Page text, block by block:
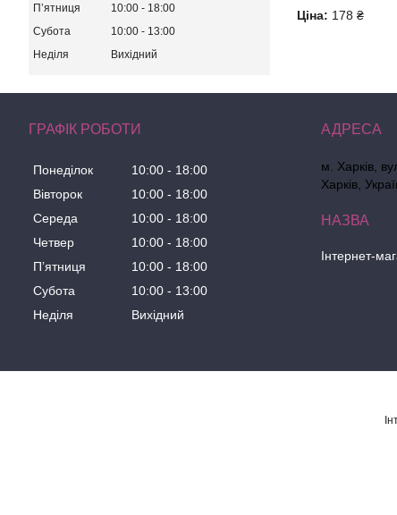
Ціна: 178 ₴
Пʼятниця
10:00
18:00
Субота
10:00
13:00
Неділя
Вихідний
ГРАФІК РОБОТИ
Понеділок 10:00
18:00
Вівторок
10:00
18:00
Середа
10:00
18:00
Четвер
10:00
18:00
Пʼятниця
10:00
18:00
Субота
10:00
13:00
Неділя
Вихідний
м. Харків,
Харків,
Інтернет-